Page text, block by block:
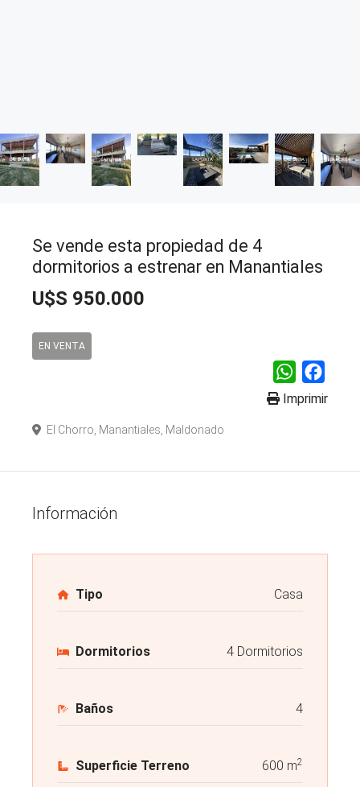
Se vende esta propiedad de 4
dormitorios a estrenar en Manantiales
U$S 950.000
EN VENTA
WhatsApp
Imprimir
El Chorro, Manantiales, Maldonado
Información
Tipo Casa
Dormitorios 4 Dormitorios
Baños 4
Superficie Terreno 600 m2